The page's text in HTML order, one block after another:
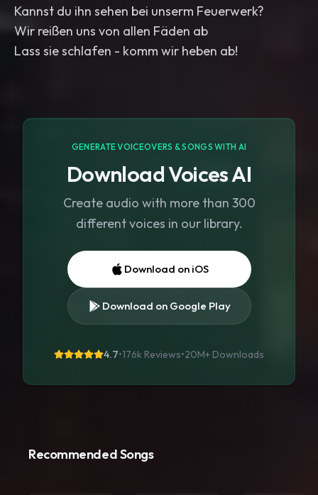
Kannst du ihn sehen bei unserm Feuerwerk?
Wir reißen uns von allen Fäden ab
Lass sie schlafen - komm wir heben ab!
GENERATE VOICEOVERS & SONGS WITH AI
Download Voices AI
Create audio with more than 300
different voices in our library.
Download on iOS
Download on Google Play
4.7•176k Reviews•20M+ Downloads
Recommended Songs